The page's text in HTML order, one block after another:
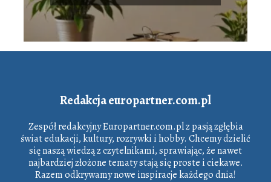
Redakcja europartner.com.pl
Zespół redakcyjny Europartner.com.pl z pasją zgłębia
świat edukacji, kultury, rozrywki i hobby. Chcemy dzielić
się naszą wiedzą z czytelnikami, sprawiając, że nawet
najbardziej złożone tematy stają się proste i ciekawe.
Razem odkrywamy nowe inspiracje każdego dnia!